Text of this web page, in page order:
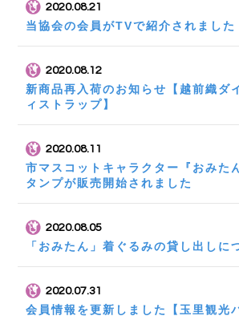
2020.08.21
当協会の会員がTVで紹介されました
2020.08.12
新商品再入荷のお知らせ【越前織ダ
ィストラップ】
2020.08.11
市マスコットキャラクター『おみた
タンプが販売開始されました
2020.08.05
「おみたん」着ぐるみの貸し出しに
2020.07.31
会員情報を更新しました【玉里観光